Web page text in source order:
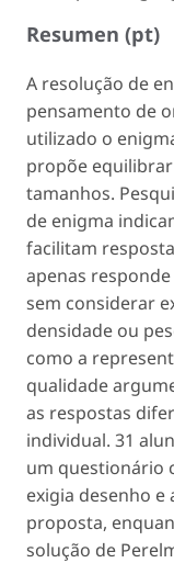
Resumen (pt)
A resolução de
pensamento de
utilizado o
propõe
tamanhos.
de enigma
facilitam
apenas
sem considerar
densidade ou
como a
qualidade
as respostas
individual. 31
um questionário
exigia desenho
proposta,
solução de